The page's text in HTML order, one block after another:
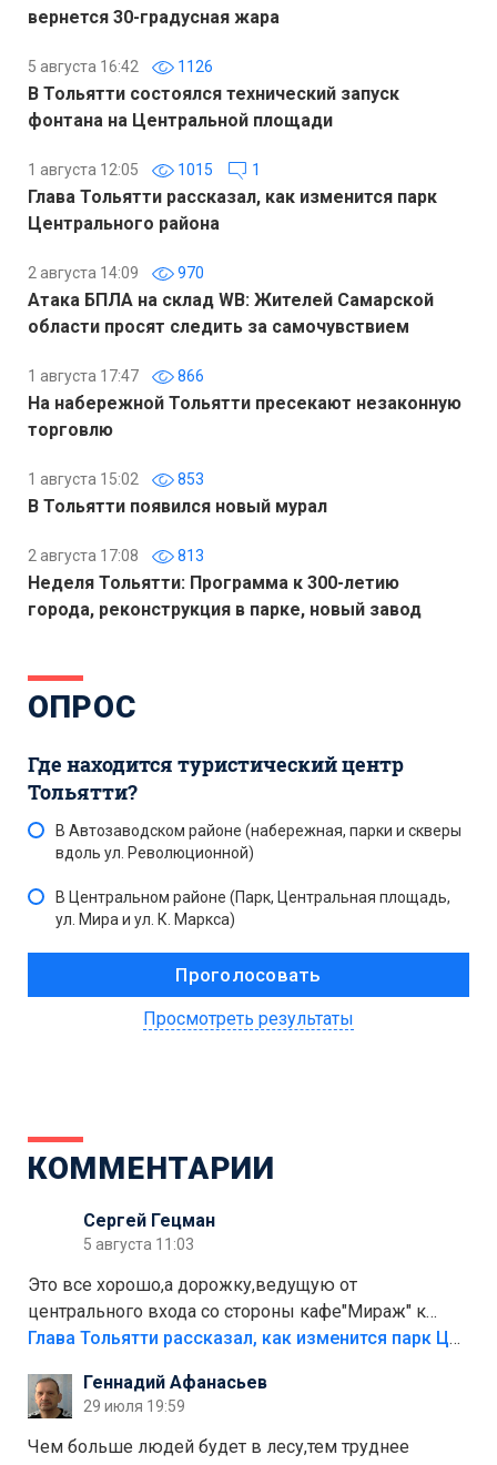
вернется 30-градусная жара
5 августа 16:42 1126
В Тольятти состоялся технический запуск
фонтана на Центральной площади
1 августа 12:05 1015 1
Глава Тольятти рассказал, как изменится парк
Центрального района
2 августа 14:09 970
Атака БПЛА на склад WB: Жителей Самарской
области просят следить за самочувствием
1 августа 17:47 866
На набережной Тольятти пресекают незаконную
торговлю
1 августа 15:02 853
В Тольятти появился новый мурал
2 августа 17:08 813
Неделя Тольятти: Программа к 300-летию
города, реконструкция в парке, новый завод
ОПРОС
Где находится туристический центр
Тольятти?
В Автозаводском районе (набережная, парки и скверы
вдоль ул. Революционной)
В Центральном районе (Парк, Центральная площадь,
ул. Мира и ул. К. Маркса)
Просмотреть результаты
КОММЕНТАРИИ
Сергей Гецман
5 августа 11:03
Это все хорошо,а дорожку,ведущую от
центрального входа со стороны кафе"Мираж" к
аттракционам слабо доделать?А то бордюры
лежала в парке и испортилась.Да еще,видимо,часть
украли.
Глава Тольятти рассказал, как изменится парк Центрального района
Геннадий Афанасьев
29 июля 19:59
Чем больше людей будет в лесу,тем труднее